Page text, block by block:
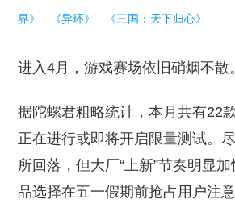
界》 《异环》 《三国：天下归心》
进入4月，游戏赛场依旧硝烟不散
据陀螺君粗略统计，本月共有22
正在进行或即将开启限量测试。
所回落，但大厂“上新”节奏明显
品选择在五一假期前抢占用户注意